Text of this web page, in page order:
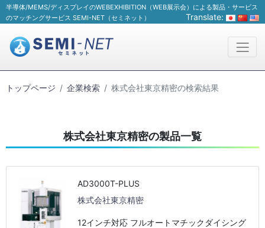
半導体/MEMS/ディスプレイのWEBEXHIBITION（WEB展示会）による製品・サービス
のマッチングサービス SEMI-NET（セミネット）
Translate:
トップページ 企業検索 株式会社東京精密の検索結果
株式会社東京精密の製品一覧
AD3000T-PLUS
株式会社東京精密
12インチ対応 フルオートマチックダイシング